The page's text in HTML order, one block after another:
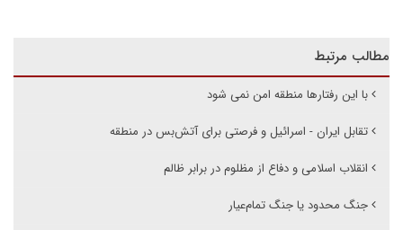
مطالب مرتبط
با این رفتارها منطقه امن نمی شود
تقابل ایران - اسرائیل و فرصتی برای آتش‌بس در منطقه
انقلاب اسلامی و دفاع از مظلوم در برابر ظالم
جنگ محدود یا جنگ تمام‌عیار